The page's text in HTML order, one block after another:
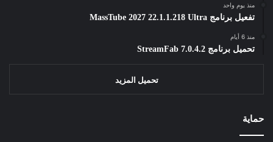
منذ يوم واحد
تفعيل برنامج MassTube 2027 22.1.1.218 Ultra
منذ 6 أيام
تحميل برنامج StreamFab 7.0.4.2
تحميل المزيد
حماية